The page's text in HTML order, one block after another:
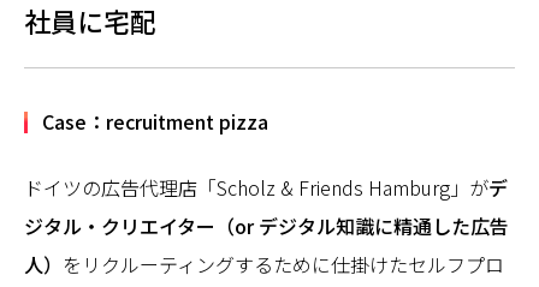
社員に宅配
Case：recruitment pizza
ドイツの広告代理店「Scholz & Friends Hamburg」がデ
ジタル・クリエイター（or デジタル知識に精通した広告
人） をリクルーティングするために仕掛けたセルフプロ